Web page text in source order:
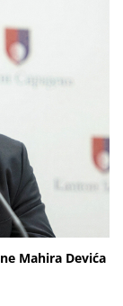
Mahira Devića